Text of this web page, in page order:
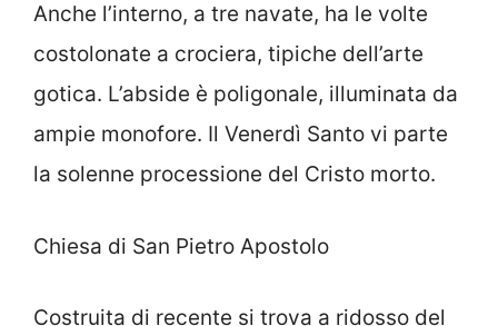
Anche l’interno, a tre navate, ha le volte
costolonate a crociera, tipiche dell’arte
gotica. L’abside è poligonale, illuminata da
ampie monofore. Il Venerdì Santo vi parte
la solenne processione del Cristo morto.
Chiesa di San Pietro Apostolo
Costruita di recente si trova a ridosso del